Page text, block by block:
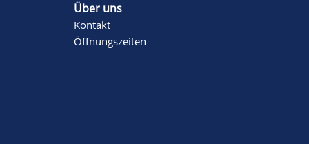
Über uns
Kontakt
Öffnungszeiten